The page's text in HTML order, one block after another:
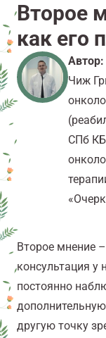
Второе
как его
Автор:
Чиж
СПб
Второе мнение
консультация у
постоянно
другую точку